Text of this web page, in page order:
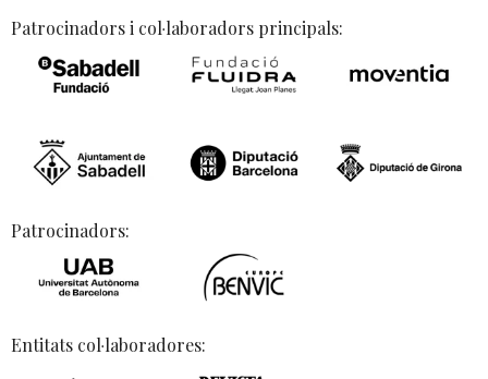
Patrocinadors i col·laboradors principals:
Patrocinadors:
Entitats col·laboradores: